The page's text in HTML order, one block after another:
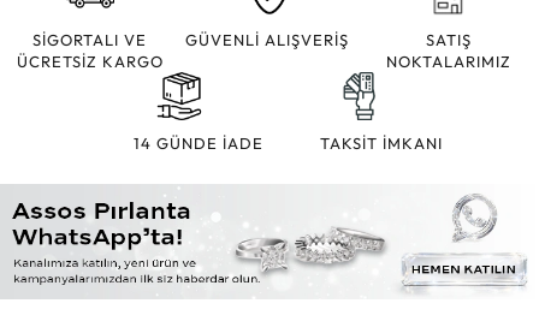
SİGORTALI VE
ÜCRETSİZ KARGO
GÜVENLİ ALIŞVERİŞ
SATIŞ
NOKTALARIMIZ
14 GÜNDE İADE TAKSİT İMKANI